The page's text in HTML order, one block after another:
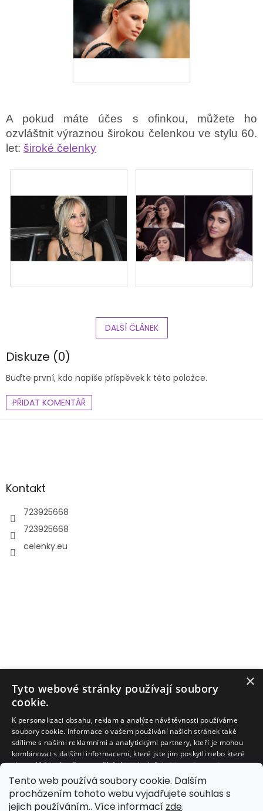
Tento web používá soubory cookie. Dalším
procházením tohoto webu vyjadřujete souhlas s
jejich používáním.. Více informací zde.
A pokud máte účes s ofinkou, můžete ho
ozvláštnit výraznou širokou čelenkou ve stylu 60.
let: široké čelenky
DALŠÍ ČLÁNEK
Diskuze (0)
Buďte první, kdo napíše příspěvek k této položce.
PŘIDAT KOMENTÁŘ
Z
Kontakt
723925668
723925668
celenky.eu
Facebook
×
Tyto webové stránky používají soubory
cookie.
K personalizaci obsahu, reklam a analýze návštěvnosti používáme
soubory cookie. Informace o vašem používání našich stránek také
sdílíme s našimi reklamními a analytickými partnery, kteří je mohou
kombinovat s dalšími informacemi, které jste jim poskytli nebo které
shromáždili při vašem používání jejich služeb.Více informací
NEZBYTNĚ NUTNÉ SOUBORY